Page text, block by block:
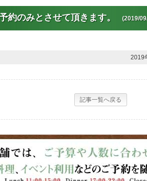
約のみとさせて頂きます。 (2019/
2019
記事一覧へ戻る